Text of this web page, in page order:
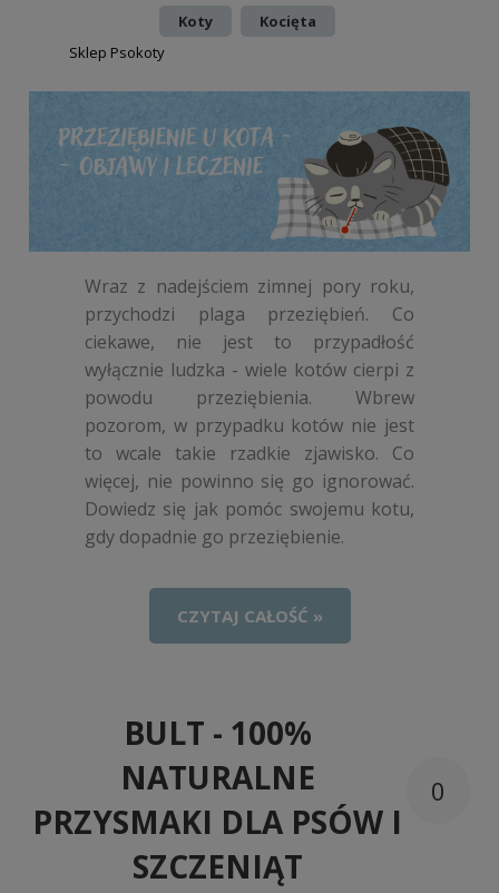
Koty
Kocięta
Sklep Psokoty
Wraz z nadejściem zimnej pory roku,
przychodzi plaga przeziębień. Co
ciekawe, nie jest to przypadłość
wyłącznie ludzka - wiele kotów cierpi z
powodu przeziębienia. Wbrew
pozorom, w przypadku kotów nie jest
to wcale takie rzadkie zjawisko. Co
więcej, nie powinno się go ignorować.
Dowiedz się jak pomóc swojemu kotu,
gdy dopadnie go przeziębienie.
CZYTAJ CAŁOŚĆ »
BULT - 100%
NATURALNE
PRZYSMAKI DLA PSÓW I
SZCZENIĄT
0